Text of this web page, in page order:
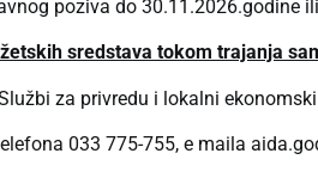
poziva do 30.11.2026.godine
sredstava tokom trajanja
za privredu i lokalni
033 775-755, e maila